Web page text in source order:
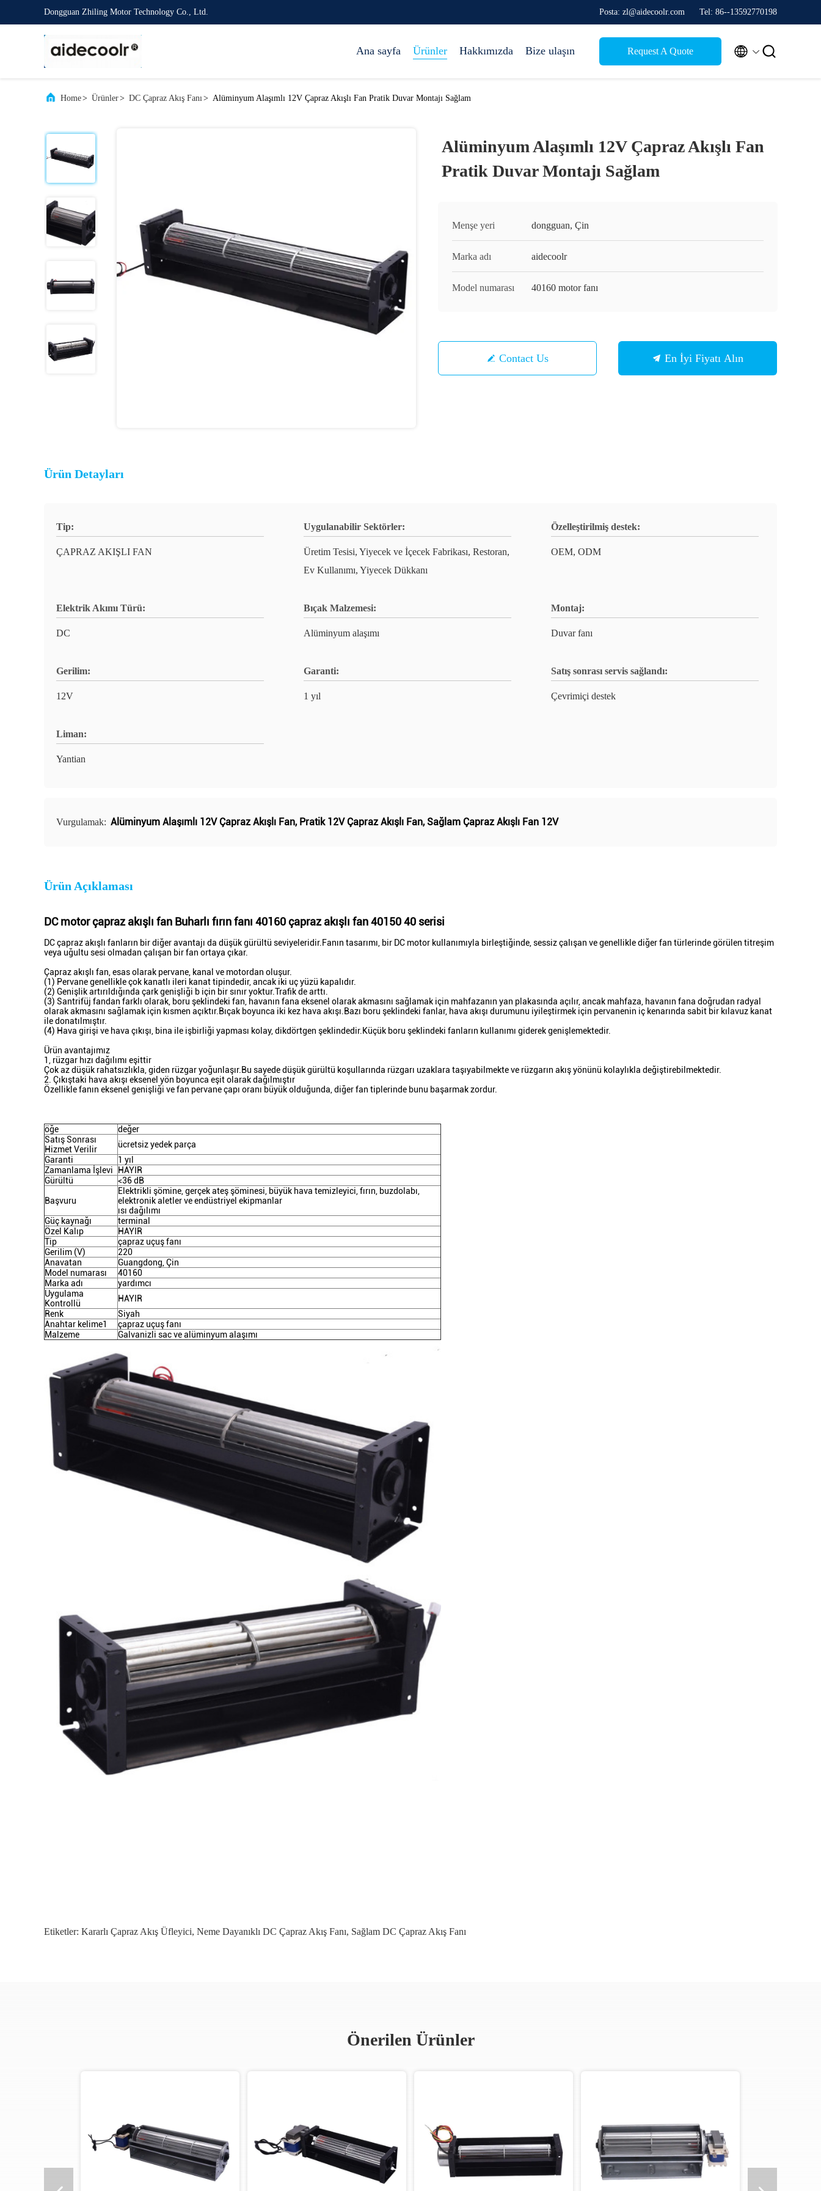
Dongguan Zhiling Motor Technology Co., Ltd. Posta: zl@aidecoolr.com Tel: 86--13592770198
Ana sayfa Ürünler Hakkımızda Bize ulaşın Request A Quote  
Home> Ürünler> DC Çapraz Akış Fanı> Alüminyum Alaşımlı 12V Çapraz Akışlı Fan Pratik Duvar Montajı Sağlam
Alüminyum Alaşımlı 12V Çapraz Akışlı Fan
Pratik Duvar Montajı Sağlam
Menşe yeri dongguan, Çin
Marka adı aidecoolr
Model numarası 40160 motor fanı
Contact Us En İyi Fiyatı Alın
Ürün Detayları
Tip:
ÇAPRAZ AKIŞLI FAN
Uygulanabilir Sektörler:
Üretim Tesisi, Yiyecek ve İçecek Fabrikası, Restoran,
Ev Kullanımı, Yiyecek Dükkanı
Özelleştirilmiş destek:
OEM, ODM
Elektrik Akımı Türü:
DC
Bıçak Malzemesi:
Alüminyum alaşımı
Montaj:
Duvar fanı
Gerilim:
12V
Garanti:
1 yıl
Satış sonrası servis sağlandı:
Çevrimiçi destek
Liman:
Yantian
Vurgulamak: Alüminyum Alaşımlı 12V Çapraz Akışlı Fan, Pratik 12V Çapraz Akışlı Fan, Sağlam Çapraz Akışlı Fan 12V
Ürün Açıklaması
DC motor çapraz akışlı fan Buharlı fırın fanı 40160 çapraz akışlı fan 40150 40 serisi
DC çapraz akışlı fanların bir diğer avantajı da düşük gürültü seviyeleridir.Fanın tasarımı, bir DC motor kullanımıyla birleştiğinde, sessiz çalışan ve genellikle diğer fan türlerinde görülen titreşim
veya uğultu sesi olmadan çalışan bir fan ortaya çıkar.
Çapraz akışlı fan, esas olarak pervane, kanal ve motordan oluşur.
(1) Pervane genellikle çok kanatlı ileri kanat tipindedir, ancak iki uç yüzü kapalıdır.
(2) Genişlik artırıldığında çark genişliği b için bir sınır yoktur.Trafik de arttı.
(3) Santrifüj fandan farklı olarak, boru şeklindeki fan, havanın fana eksenel olarak akmasını sağlamak için mahfazanın yan plakasında açılır, ancak mahfaza, havanın fana doğrudan radyal
olarak akmasını sağlamak için kısmen açıktır.Bıçak boyunca iki kez hava akışı.Bazı boru şeklindeki fanlar, hava akışı durumunu iyileştirmek için pervanenin iç kenarında sabit bir kılavuz kanat
ile donatılmıştır.
(4) Hava girişi ve hava çıkışı, bina ile işbirliği yapması kolay, dikdörtgen şeklindedir.Küçük boru şeklindeki fanların kullanımı giderek genişlemektedir.
Ürün avantajımız
1, rüzgar hızı dağılımı eşittir
Çok az düşük rahatsızlıkla, giden rüzgar yoğunlaşır.Bu sayede düşük gürültü koşullarında rüzgarı uzaklara taşıyabilmekte ve rüzgarın akış yönünü kolaylıkla değiştirebilmektedir.
2. Çıkıştaki hava akışı eksenel yön boyunca eşit olarak dağılmıştır
Özellikle fanın eksenel genişliği ve fan pervane çapı oranı büyük olduğunda, diğer fan tiplerinde bunu başarmak zordur.
öğe
değer
Satış Sonrası
Hizmet Verilir
ücretsiz yedek parça
Garanti
1 yıl
Zamanlama İşlevi
HAYIR
Gürültü
<36 dB
Başvuru
Elektrikli şömine, gerçek ateş şöminesi, büyük hava temizleyici, fırın, buzdolabı,
elektronik aletler ve endüstriyel ekipmanlar
ısı dağılımı
Güç kaynağı
terminal
Özel Kalıp
HAYIR
Tip
çapraz uçuş fanı
Gerilim (V)
220
Anavatan
Guangdong, Çin
Model numarası
40160
Marka adı
yardımcı
Uygulama
Kontrollü
HAYIR
Renk
Siyah
Anahtar kelime1
çapraz uçuş fanı
Malzeme
Galvanizli sac ve alüminyum alaşımı
Etiketler: Kararlı Çapraz Akış Üfleyici, Neme Dayanıklı DC Çapraz Akış Fanı, Sağlam DC Çapraz Akış Fanı
Önerilen Ürünler